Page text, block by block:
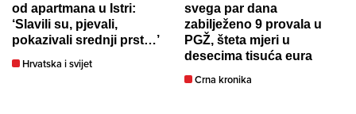
od apartmana u Istri:
‘Slavili su, pjevali,
pokazivali srednji prst…’
Hrvatska i svijet
svega par dana
zabilježeno 9 provala u
PGŽ, šteta mjeri u
desecima tisuća eura
Crna kronika